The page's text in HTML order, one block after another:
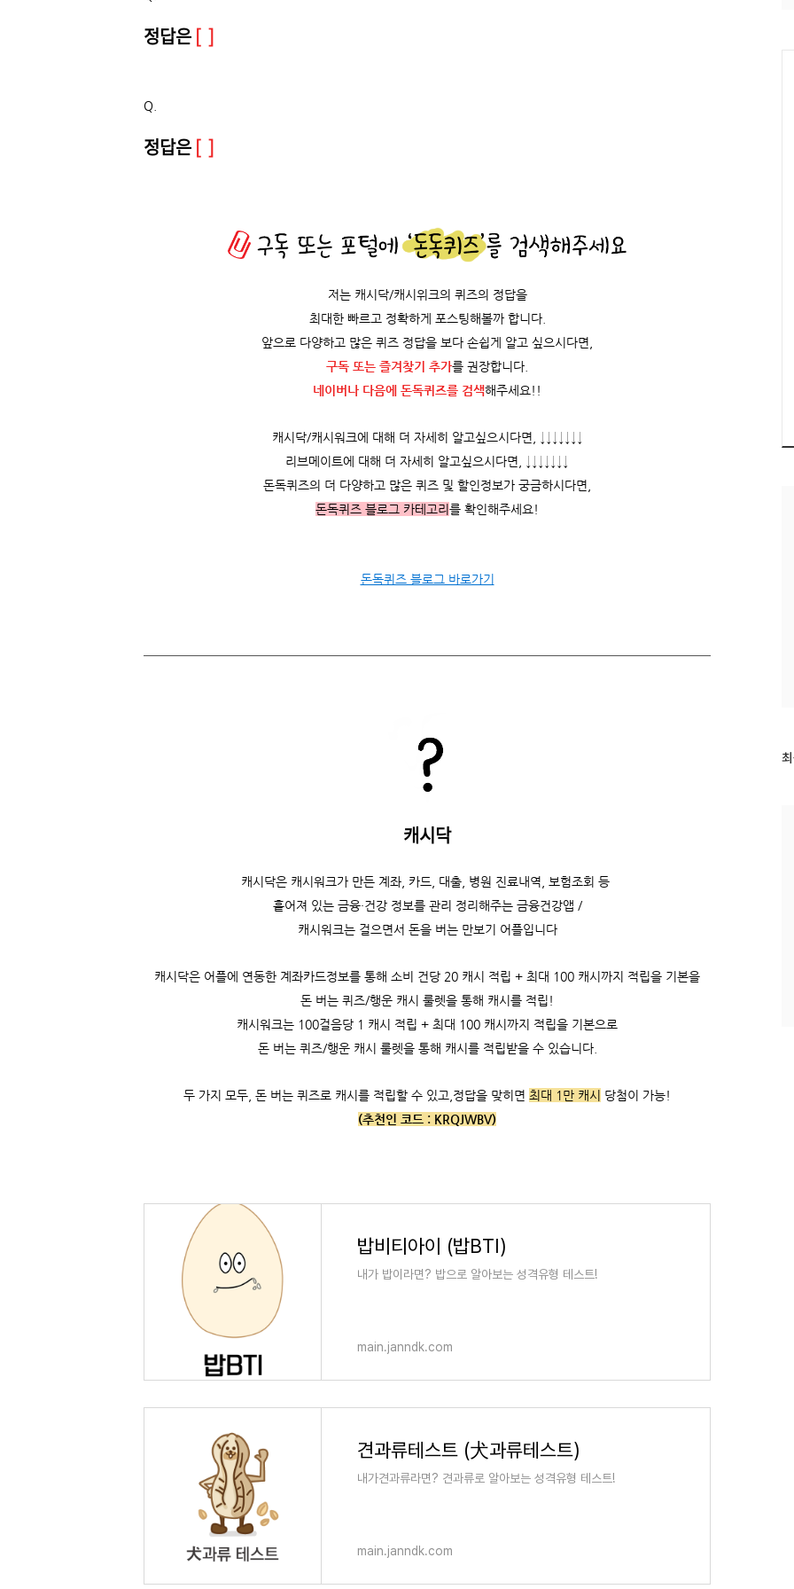
정답은 [ ]
Q.
정답은 [ ]
저는 캐시닥/캐시위크의 퀴즈의 정답을
최대한 빠르고 정확하게 포스팅해볼까 합니다.
앞으로 다양하고 많은 퀴즈 정답을 보다 손쉽게 알고 싶으시다면,
구독 또는 즐겨찾기 추가를 권장합니다.
네이버나 다음에 돈독퀴즈를 검색해주세요!!
캐시닥/캐시워크에 대해 더 자세히 알고싶으시다면, ↓↓↓↓↓↓↓
리브메이트에 대해 더 자세히 알고싶으시다면, ↓↓↓↓↓↓↓
돈독퀴즈의 더 다양하고 많은 퀴즈 및 할인정보가 궁금하시다면,
돈독퀴즈 블로그 카테고리를 확인해주세요!
돈독퀴즈 블로그 바로가기
캐시닥
캐시닥은 캐시워크가 만든 계좌, 카드, 대출, 병원 진료내역, 보험조회 등
흩어져 있는 금융·건강 정보를 관리 정리해주는 금융건강앱 /
캐시워크는 걸으면서 돈을 버는 만보기 어플입니다
캐시닥은 어플에 연동한 계좌카드정보를 통해 소비 건당 20 캐시 적립 + 최대 100 캐시까지 적립을 기본을
돈 버는 퀴즈/행운 캐시 룰렛을 통해 캐시를 적립!
캐시워크는 100걸음당 1 캐시 적립 + 최대 100 캐시까지 적립을 기본으로
돈 버는 퀴즈/행운 캐시 룰렛을 통해 캐시를 적립받을 수 있습니다.
두 가지 모두, 돈 버는 퀴즈로 캐시를 적립할 수 있고, 정답을 맞히면 최대 1만 캐시
당첨이 가능!
(추천인 코드 : KRQJWBV)
밥비티아이 (밥BTI)
내가 밥이라면? 밥으로 알아보는 성격유형 테스트!
main.janndk.com
견과류테스트 (犬과류테스트)
내가견과류라면? 견과류로 알아보는 성격유형 테스트!
main.janndk.com
최